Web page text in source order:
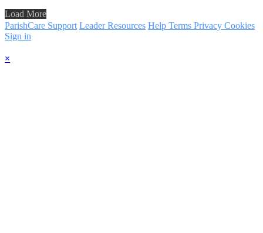
Load More
ParishCare Support Leader Resources Help Terms Privacy Cookies
Sign in
×